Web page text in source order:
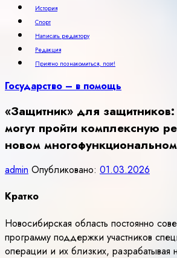
История
Спорт
Написать редактору
Редакция
Приятно познакомиться, поэт!
Государство – в помощь
«Защитник» для
могут пройти комплексную
новом
admin Опубликовано: 01.03.2026
Кратко
Новосибирская область постоянно
программу поддержки участников
операции и их близких, разрабатывая